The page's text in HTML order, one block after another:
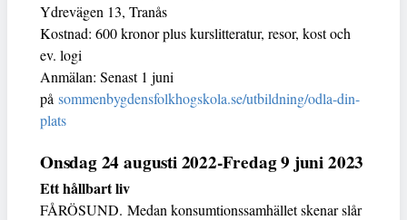
Ydrevägen 13, Tranås
Kostnad: 600 kronor plus kurslitteratur, resor, kost och
ev. logi
Anmälan: Senast 1 juni
på sommenbygdensfolkhogskola.se/utbildning/odla-din-
plats
Onsdag 24 augusti 2022-Fredag 9 juni 2023
Ett hållbart liv
FÅRÖSUND. Medan konsumtionssamhället skenar slår